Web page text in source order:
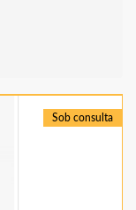
Sob consulta